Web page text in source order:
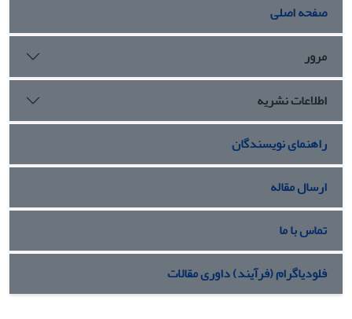
صفحه اصلی
مرور
اطلاعات نشریه
راهنمای نویسندگان
ارسال مقاله
تماس با ما
فلودیاگرام (فرآیند) داوری مقالات